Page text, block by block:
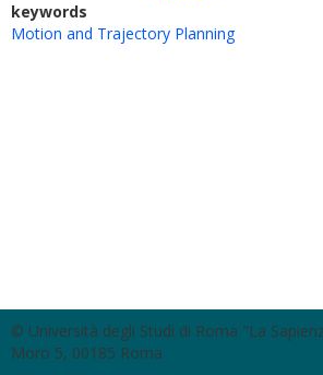
keywords
Motion and Trajectory Planning
© Università degli Studi di Roma "La
Moro 5, 00185 Roma